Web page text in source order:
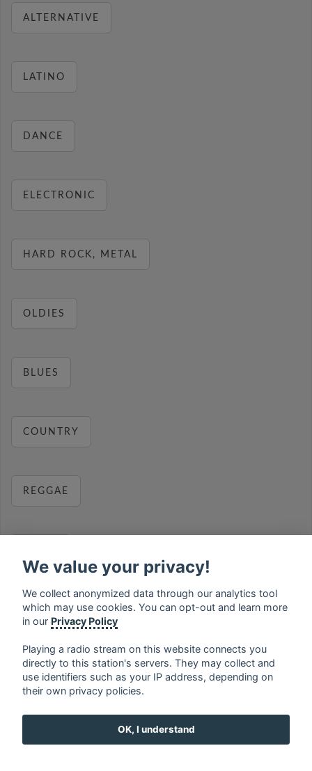
ALTERNATIVE
LATINO
DANCE
ELECTRONIC
HARD ROCK, METAL
OLDIES
BLUES
COUNTRY
REGGAE
MUSIC
français ⋅ english ⋅ deutsch
ελληνικά
⋅ norsk ⋅ suomi
We value your privacy!
We collect anonymized data through our analytics tool
which may use cookies. You can opt-out and learn more
in our Privacy Policy
Playing a radio stream on this website connects you
directly to this station's servers. They may collect and
use identifiers such as your IP address, depending on
their own privacy policies.
OK, I understand